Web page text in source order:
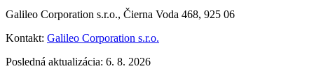
Galileo Corporation s.r.o., Čierna Voda 468, 925 06
Kontakt: Galileo Corporation s.r.o.
Posledná aktualizácia: 6. 8. 2026